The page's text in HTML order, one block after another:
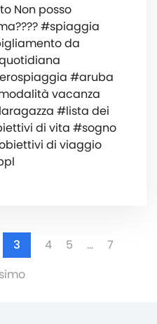
Non posso
#spiaggia
da
#aruba
vacanza
#lista dei
di vita #sogno
di viaggio
3 4 5 …
7